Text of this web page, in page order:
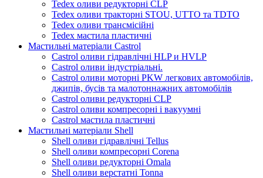
Tedex оливи редукторні CLP
Tedex оливи тракторні STOU, UTTO та TDTO
Tedex оливи трансмісійні
Tedex мастила пластичні
Мастильні матеріали Castrol
Castrol оливи гідравлічні HLP и HVLP
Castrol оливи індустріальні.
Castrol оливи моторні PKW легкових автомобілів,
джипів, бусів та малотоннажних автомобілів
Castrol оливи редукторні CLP
Castrol оливи компресорні і вакуумні
Castrol мастила пластичні
Мастильні матеріали Shell
Shell оливи гідравлічні Tellus
Shell оливи компресорні Corena
Shell оливи редукторні Omala
Shell оливи верстатні Tonna